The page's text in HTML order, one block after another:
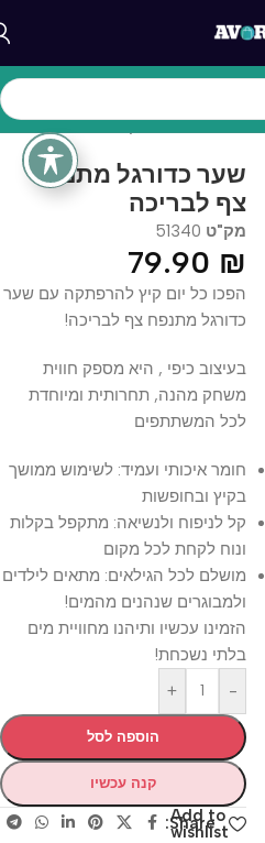
/מתנפחים ומשחקים לבריכה
שער כדורגל מתנפח
צף לבריכה
מק"ט 51340
79.90 ₪
הפכו כל יום קיץ להרפתקה עם שער
כדורגל מתנפח צף לבריכה!
בעיצוב כיפי , היא מספק חווית
משחק מהנה, תחרותית ומיוחדת
לכל המשתתפים
חומר איכותי ועמיד: לשימוש ממושך
בקיץ ובחופשות
קל לניפוח ולנשיאה: מתקפל בקלות
ונוח לקחת לכל מקום
מושלם לכל הגילאים: מתאים לילדים
ולמבוגרים שנהנים מהמים!
הזמינו עכשיו ותיהנו מחוויית מים
בלתי נשכחת!
-
+
הוספה לסל
קנה עכשיו
Add to
wishlist
Share: